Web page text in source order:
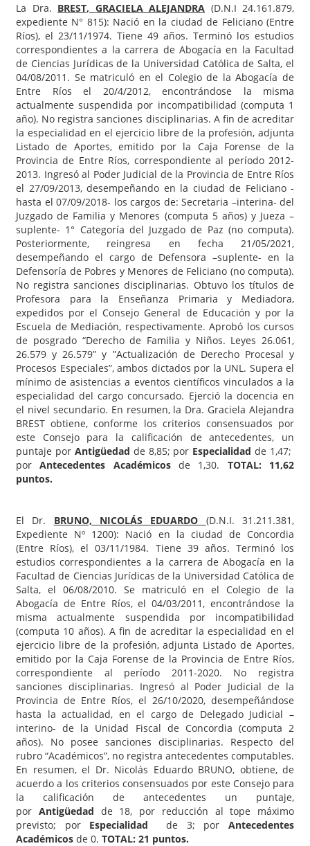
La Dra. BREST, GRACIELA ALEJANDRA (D.N.I 24.161.879,
expediente N° 815): Nació en la ciudad de Feliciano (Entre
Ríos), el 23/11/1974. Tiene 49 años. Terminó los estudios
correspondientes a la carrera de Abogacía en la Facultad
de Ciencias Jurídicas de la Universidad Católica de Salta, el
04/08/2011. Se matriculó en el Colegio de la Abogacía de
Entre Ríos el 20/4/2012, encontrándose la misma
actualmente suspendida por incompatibilidad (computa 1
año). No registra sanciones disciplinarias. A fin de acreditar
la especialidad en el ejercicio libre de la profesión, adjunta
Listado de Aportes, emitido por la Caja Forense de la
Provincia de Entre Ríos, correspondiente al período 2012-
2013. Ingresó al Poder Judicial de la Provincia de Entre Ríos
el 27/09/2013, desempeñando en la ciudad de Feliciano -
hasta el 07/09/2018- los cargos de: Secretaria –interina- del
Juzgado de Familia y Menores (computa 5 años) y Jueza –
suplente- 1° Categoría del Juzgado de Paz (no computa).
Posteriormente, reingresa en fecha 21/05/2021,
desempeñando el cargo de Defensora –suplente- en la
Defensoría de Pobres y Menores de Feliciano (no computa).
No registra sanciones disciplinarias. Obtuvo los títulos de
Profesora para la Enseñanza Primaria y Mediadora,
expedidos por el Consejo General de Educación y por la
Escuela de Mediación, respectivamente. Aprobó los cursos
de posgrado “Derecho de Familia y Niños. Leyes 26.061,
26.579 y 26.579” y ”Actualización de Derecho Procesal y
Procesos Especiales”, ambos dictados por la UNL. Supera el
mínimo de asistencias a eventos científicos vinculados a la
especialidad del cargo concursado. Ejerció la docencia en
el nivel secundario. En resumen, la Dra. Graciela Alejandra
BREST obtiene, conforme los criterios consensuados por
este Consejo para la calificación de antecedentes, un
puntaje por Antigüedad de 8,85; por Especialidad de 1,47;
porAntecedentes Académicosde 1,30. TOTAL: 11,62
puntos.
El Dr. BRUNO, NICOLÁS EDUARDO (D.N.I. 31.211.381,
Expediente Nº 1200): Nació en la ciudad de Concordia
(Entre Ríos), el 03/11/1984. Tiene 39 años. Terminó los
estudios correspondientes a la carrera de Abogacía en la
Facultad de Ciencias Jurídicas de la Universidad Católica de
Salta, el 06/08/2010. Se matriculó en el Colegio de la
Abogacía de Entre Ríos, el 04/03/2011, encontrándose la
misma actualmente suspendida por incompatibilidad
(computa 10 años). A fin de acreditar la especialidad en el
ejercicio libre de la profesión, adjunta Listado de Aportes,
emitido por la Caja Forense de la Provincia de Entre Ríos,
correspondiente al período 2011-2020. No registra
sanciones disciplinarias. Ingresó al Poder Judicial de la
Provincia de Entre Ríos, el 26/10/2020, desempeñándose
hasta la actualidad, en el cargo de Delegado Judicial –
interino- de la Unidad Fiscal de Concordia (computa 2
años). No posee sanciones disciplinarias. Respecto del
rubro “Académicos”, no registra antecedentes computables.
En resumen, el Dr. Nicolás Eduardo BRUNO, obtiene, de
acuerdo a los criterios consensuados por este Consejo para
la calificación de antecedentes un puntaje,
por Antigüedad de 18, por reducción al tope máximo
previsto; por Especialidad de 3; porAntecedentes
Académicos de 0. TOTAL: 21 puntos.